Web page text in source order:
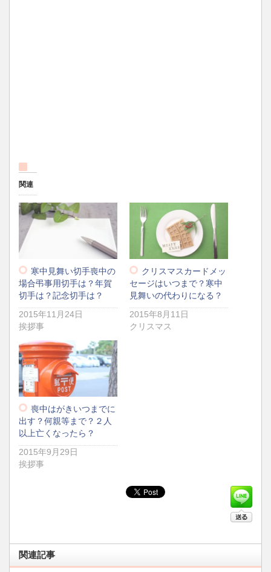
関連
寒中見舞い切手喪中の
場合弔事用切手は？年賀
切手は？記念切手は？
2015年11月24日
挨拶事
クリスマスカードメッ
セージはいつまで？寒中
見舞いの代わりになる？
2015年8月11日
クリスマス
喪中はがきいつまでに
出す？何親等まで？２人
以上亡くなったら？
2015年9月29日
挨拶事
関連記事